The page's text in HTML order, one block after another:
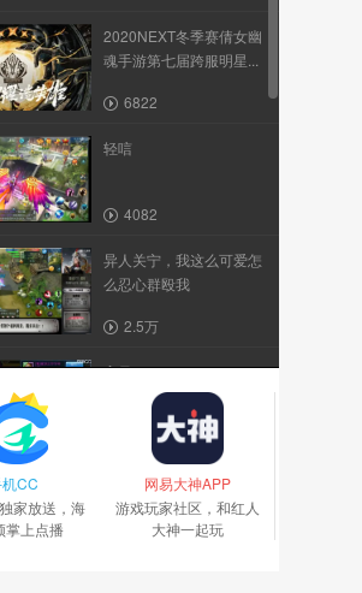
2020NEXT冬季赛倩女幽
魂手游第七届跨服明星...
6822
轻唁
4082
异人关宁，我这么可爱怎
么忍心群殴我
2.5万
高昌
3.8万
2019嘉年华&全民争霸赛
CC
家放送，海
掌上点播
网易大神APP
游戏玩家社区，和红人
大神一起玩